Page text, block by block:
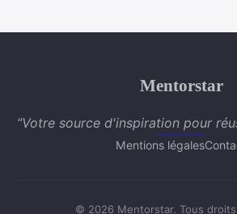
Mentorstar
“Votre source d'inspiration pour
Mentions légales
© 2026 Mentorstar. Tous